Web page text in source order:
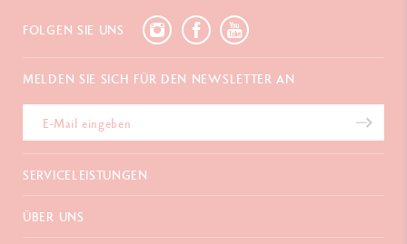
FOLGEN SIE UNS
MELDEN SIE SICH FÜR DEN NEWSLETTER AN
SERVICELEISTUNGEN
E-Geschenkgutschein
ÜBER UNS